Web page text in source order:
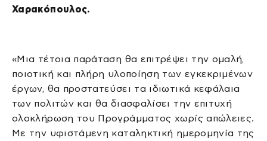
Χαρακόπουλος.
«Μια τέτοια παράταση θα επιτρέψει την ομαλή,
ποιοτική και πλήρη υλοποίηση των εγκεκριμένων
έργων, θα προστατεύσει τα ιδιωτικά κεφάλαια
των πολιτών και θα διασφαλίσει την επιτυχή
ολοκλήρωση του Προγράμματος χωρίς απώλειες.
Με την υφιστάμενη καταληκτική ημερομηνία της